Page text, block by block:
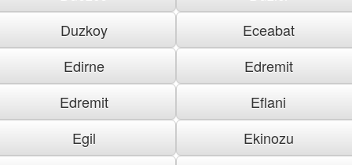
Duzkoy
Eceabat
Edirne
Edremit
Edremit
Eflani
Egil
Ekinozu